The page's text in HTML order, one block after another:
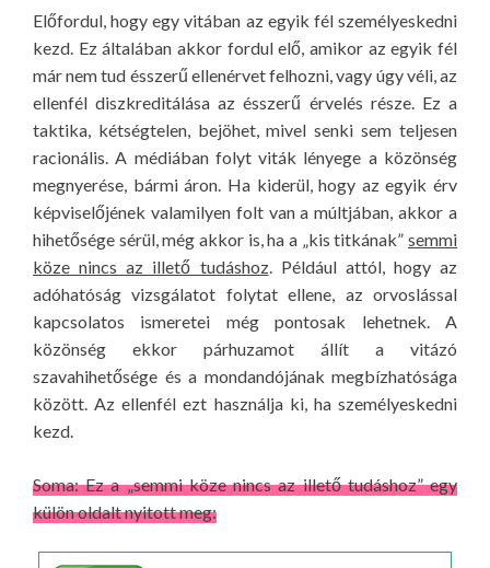
Előfordul, hogy egy vitában az egyik fél személyeskedni
kezd. Ez általában akkor fordul elő, amikor az egyik fél
már nem tud ésszerű ellenérvet felhozni, vagy úgy véli, az
ellenfél diszkreditálása az ésszerű érvelés része. Ez a
taktika, kétségtelen, bejöhet, mivel senki sem teljesen
racionális. A médiában folyt viták lényege a közönség
megnyerése, bármi áron. Ha kiderül, hogy az egyik érv
képviselőjének valamilyen folt van a múltjában, akkor a
hihetősége sérül, még akkor is, ha a „kis titkának” semmi
köze nincs az illető tudáshoz. Például attól, hogy az
adóhatóság vizsgálatot folytat ellene, az orvoslással
kapcsolatos ismeretei még pontosak lehetnek. A
közönség ekkor párhuzamot állít a vitázó
szavahihetősége és a mondandójának megbízhatósága
között. Az ellenfél ezt használja ki, ha személyeskedni
kezd.
Soma: Ez a „semmi köze nincs az illető tudáshoz” egy
külön oldalt nyitott meg: